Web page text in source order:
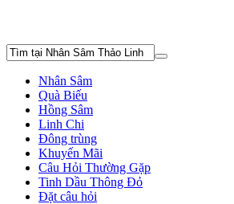
Nhân Sâm
Quà Biếu
Hồng Sâm
Linh Chi
Đông trùng
Khuyến Mãi
Câu Hỏi Thường Gặp
Tinh Dầu Thông Đỏ
Đặt câu hỏi